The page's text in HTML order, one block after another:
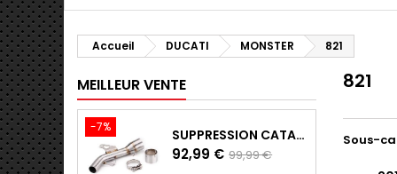
Accueil DUCATI MONSTER 821
MEILLEUR VENTE
-7% SUPPRESSION CATALYSEUR EN INOX POUR KAWASAKI Z900 A2, Z900E ET Z900 (2017 - 2024)
Prix
92,99 € Prix
99,99 €
821
Sous-